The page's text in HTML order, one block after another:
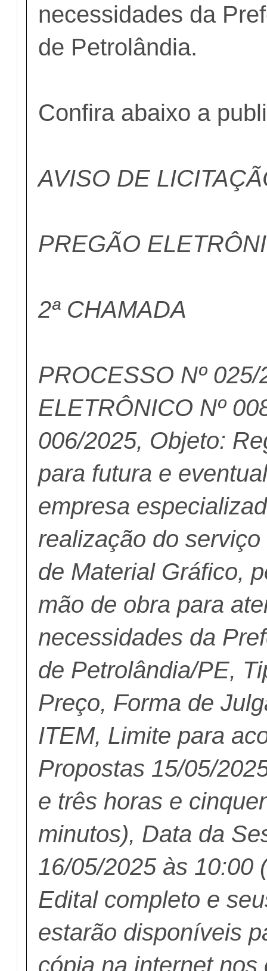
necessidades da
de Petrolândia.
Confira abaixo a
AVISO DE
PREGÃO
2ª CHAMADA
PROCESSO Nº
ELETRÔNICO Nº
006/2025, Objeto:
para futura e
empresa
realização do
de Material Gráfico,
mão de obra para
necessidades da
de Petrolândia/PE,
Preço, Forma de
ITEM, Limite para
Propostas 15/05/
e três horas e
minutos), Data da
16/05/2025 às 10:00
Edital completo e
estarão disponíveis
cópia na internet nos